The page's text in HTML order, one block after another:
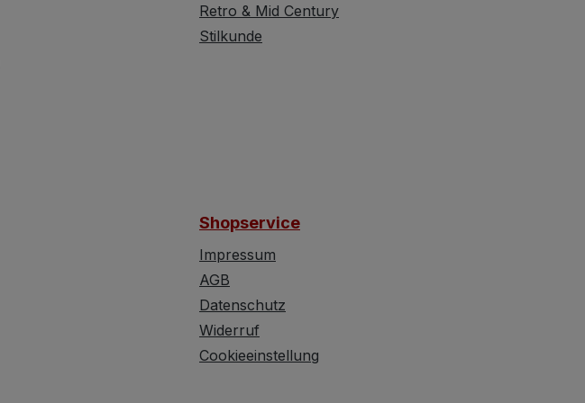
Retro & Mid Century
Stilkunde
Shopservice
Impressum
AGB
Datenschutz
Widerruf
Cookieeinstellung